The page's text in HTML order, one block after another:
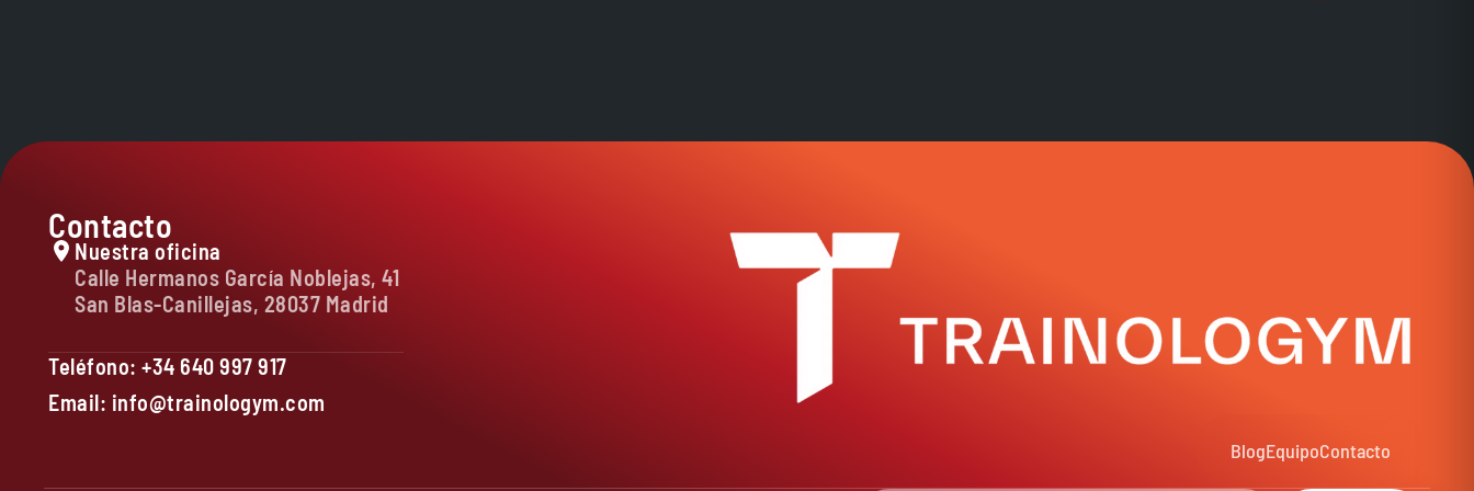
Contacto
Nuestra oficina
Calle Hermanos García Noblejas, 41
San Blas-Canillejas, 28037 Madrid
Teléfono: +34 640 997 917
Email: info@trainologym.com
BlogEquipoContacto